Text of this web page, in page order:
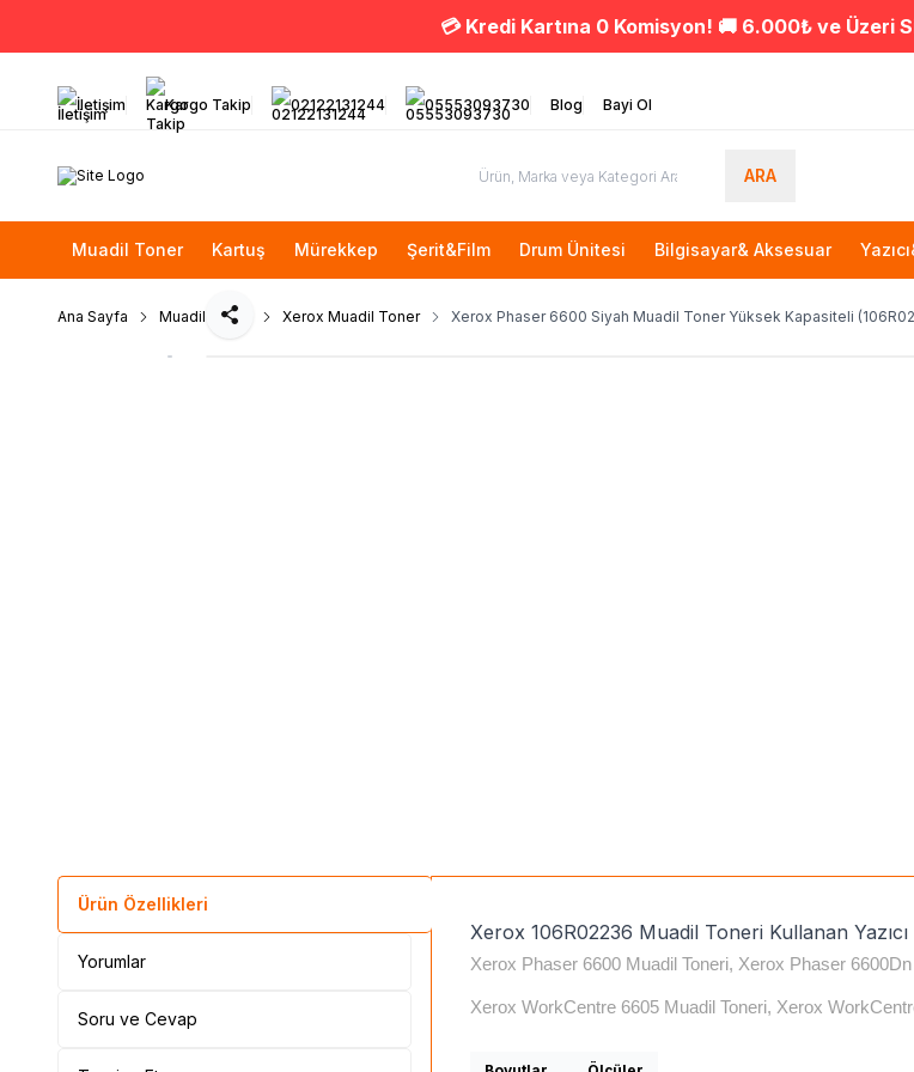
💳 Kredi Kartına 0 Komisyon! 🚚 6.000₺ ve Üzeri
İletişim Kargo Takip 02122131244 05553093730 Blog Bayi Ol
ARA
Muadil Toner Kartuş Mürekkep Şerit&Film Drum Ünitesi Bilgisayar& Aksesuar
Ana Sayfa Muadil Toner Xerox Muadil Toner Xerox Phaser 6600 Siyah Muadil Toner Yüksek Kapasiteli
Paylaş
Ürün Özellikleri
Yorumlar
Soru ve Cevap
Xerox 106R02236 Muadil Toneri Kullanan
Xerox Phaser 6600 Muadil Toneri, Xerox Phaser
Xerox WorkCentre 6605 Muadil Toneri, Xerox